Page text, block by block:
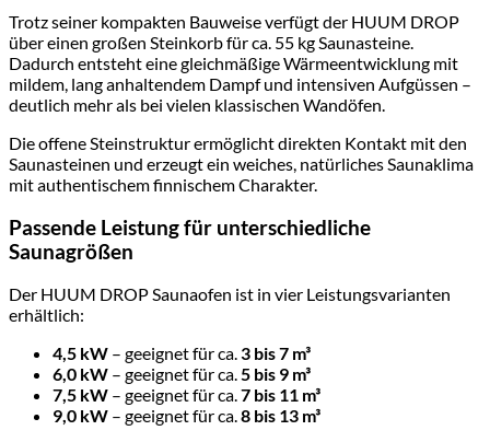
Trotz seiner kompakten Bauweise verfügt der HUUM DROP
über einen großen Steinkorb für ca. 55 kg Saunasteine.
Dadurch entsteht eine gleichmäßige Wärmeentwicklung mit
mildem, lang anhaltendem Dampf und intensiven Aufgüssen –
deutlich mehr als bei vielen klassischen Wandöfen.
Die offene Steinstruktur ermöglicht direkten Kontakt mit den
Saunasteinen und erzeugt ein weiches, natürliches Saunaklima
mit authentischem finnischem Charakter.
Passende Leistung für unterschiedliche
Saunagrößen
Der HUUM DROP Saunaofen ist in vier Leistungsvarianten
erhältlich:
4,5 kW – geeignet für ca.3 bis 7 m³
6,0 kW – geeignet für ca.5 bis 9 m³
7,5 kW – geeignet für ca.7 bis 11 m³
9,0 kW – geeignet für ca.8 bis 13 m³